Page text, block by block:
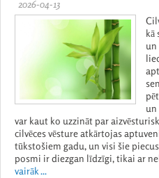
2026-04-13
kā
un
var kaut ko uzzināt par
cilvēces vēsture atkārtojas
tūkstošiem gadu, un visi šie
posmi ir diezgan līdzīgi, tikai ar
vairāk ...